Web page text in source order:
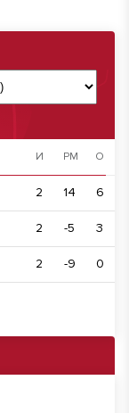
И РМ О
2 14 6
2 -5 3
2 -9 0